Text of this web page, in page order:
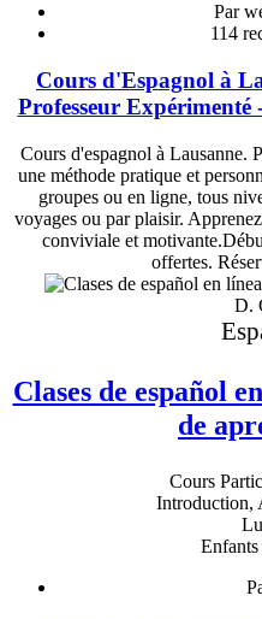
Par
114
Cours d'Espagnol à
Professeur
Cours d'espagnol à Lausanne.
une méthode pratique et
groupes ou en ligne, tous
voyages ou par plaisir.
conviviale et
offertes.
D.
Clases de español
de
Cours
Introduction,
Enfants